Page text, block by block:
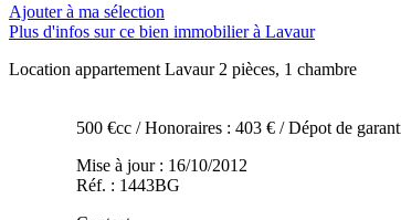
Ajouter à ma sélection
Plus d'infos sur ce bien immobilier à Lavaur
Location appartement Lavaur 2 pièces, 1 chambre
500 €cc / Honoraires : 403 € / Dépot de
Mise à jour : 16/10/2012
Réf. : 1443BG